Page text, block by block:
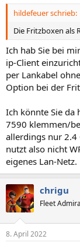
n
hildefeuer schrieb:
Die Fritzboxen als
Ich hab Sie bei
ip-Client
per Lankabel
Option bei der
Ich könnte Sie da
7590 klemmen/
allerdings nur 2.4
nutzt also nicht
eigenes Lan-Netz.
chrigu
Fleet
8. April 2022